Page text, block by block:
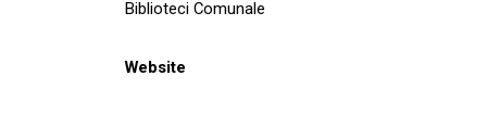
Biblioteci Comunale
Website